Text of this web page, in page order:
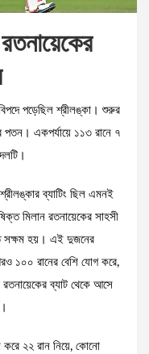
পড়েছিল শ্রীলঙ্কা। শুরুর
একপর্যায়ে ১১৩ রানে ৭
শ্রীলঙ্কার ব্যাটিং ছিল এমনই
মিলান রতনায়েকের সাহসী
সক্ষম হয়। এই দুজনের
১০০ রানের বেশি যোগ করে,
ব্যাট থেকে আসে
করে ২২ রান নিয়ে, কোনো